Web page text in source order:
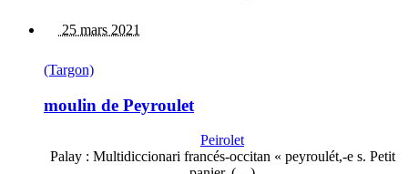
25 mars 2021
(Targon)
moulin de Peyroulet
Peirolet
Palay : Multidiccionari francés-occitan « peyroulét,-e s. Petit